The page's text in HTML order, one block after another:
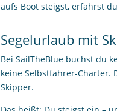
aufs Boot steigst, erfährst
Segelurlaub mit
Bei SailTheBlue buchst du
keine Selbstfahrer-Charter.
Skipper.